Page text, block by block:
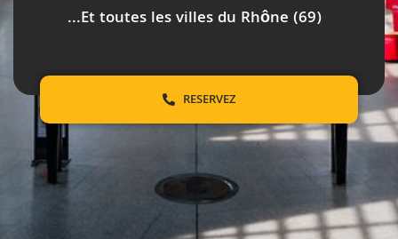
...Et toutes les villes du Rhône (69)
RESERVEZ